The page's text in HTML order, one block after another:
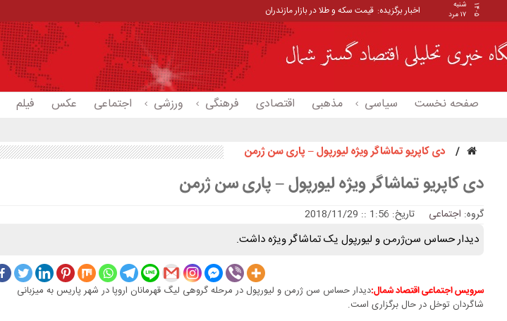
۱۴۰۵
شنبه
۱۷ مرد
اخبار برگزیده: _
صفحه نخست سیاسی مذهبی اقتصادی فرهنگی ورزشی اجتماعی عکس فیلم
دی کاپریو تماشاگر ویژه لیورپول – پاری سن ژرمن
دی کاپریو تماشاگر ویژه لیورپول – پاری سن ژرمن
گروه: اجتماعی تاریخ: 1:56 :: 2018/11/29
دیدار حساس سن‌ژرمن و لیورپول یک تماشاگر ویژه داشت.
سرویس اجتماعی اقتصاد شمال:دیدار حساس سن ژرمن و لیورپول در مرحله گروهی لیگ قهرمانان اروپا در شهر پاریس به میزبانی
شاگردان توخل در حال برگزاری است.